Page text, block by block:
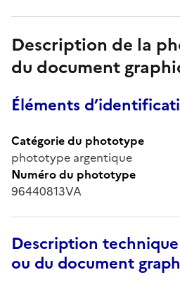
Description de la
du document
Éléments
Catégorie du phototype
phototype argentique
Numéro du phototype
96440813VA
Description
ou du document